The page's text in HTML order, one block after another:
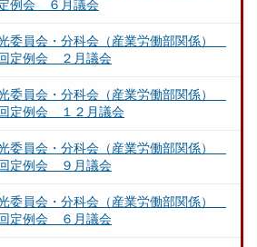
例会 ６月議会
委員会・分科会（産業労働部関係）
定例会 ２月議会
委員会・分科会（産業労働部関係）
定例会 １２月議会
委員会・分科会（産業労働部関係）
定例会 ９月議会
委員会・分科会（産業労働部関係）
定例会 ６月議会